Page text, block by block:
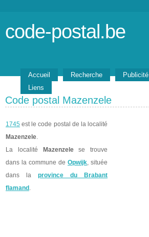
code-postal.be
Accueil Recherche Publicité
Liens
Code postal Mazenzele
1745 est le code postal de la localité
Mazenzele.
La localité
Mazenzelese trouve
dans la commune de Opwijk, située
dans la province du Brabant
flamand .